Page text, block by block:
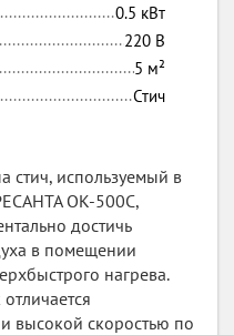
0.5 кВт
220 В
5 м²
Стич
стич, используемый в
ОК-500С,
достичь
в помещении
нагрева.
высокой скоростью по